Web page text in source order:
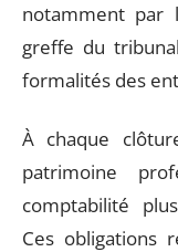
notamment par
greffe du
formalités des
À chaque
patrimoine
comptabilité
Ces obligations